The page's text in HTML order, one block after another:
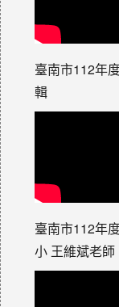
臺南市112年
輯
臺南市112年
小 王維斌老師